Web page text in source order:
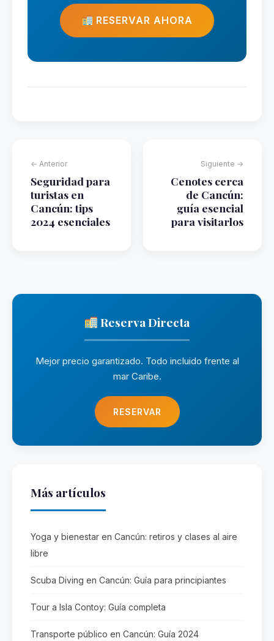
RESERVAR AHORA
← Anterior
Seguridad para
turistas en
Cancún: tips
2024 esenciales
Siguiente →
Cenotes cerca
de Cancún:
guía esencial
para visitarlos
Reserva Directa
Mejor precio garantizado. Todo incluido frente al
mar Caribe.
RESERVAR
Más artículos
Yoga y bienestar en Cancún: retiros y clases al aire
libre
Scuba Diving en Cancún: Guía para principiantes
Tour a Isla Contoy: Guía completa
Transporte público en Cancún: Guía 2024